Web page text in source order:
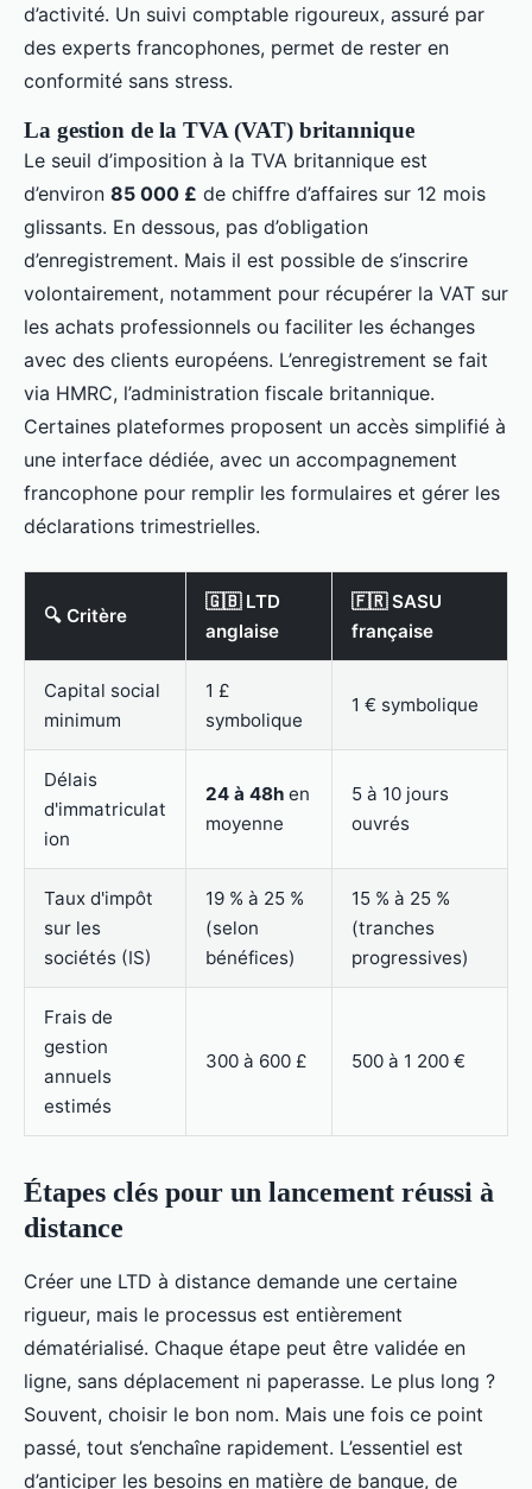
d’activité. Un suivi comptable rigoureux, assuré par
des experts francophones, permet de rester en
conformité sans stress.
La gestion de la TVA (VAT) britannique
Le seuil d’imposition à la TVA britannique est
d’environ 85 000 £ de chiffre d’affaires sur 12 mois
glissants. En dessous, pas d’obligation
d’enregistrement. Mais il est possible de s’inscrire
volontairement, notamment pour récupérer la VAT sur
les achats professionnels ou faciliter les échanges
avec des clients européens. L’enregistrement se fait
via HMRC, l’administration fiscale britannique.
Certaines plateformes proposent un accès simplifié à
une interface dédiée, avec un accompagnement
francophone pour remplir les formulaires et gérer les
déclarations trimestrielles.
🔍 Critère
🇬🇧 LTD
anglaise
🇫🇷 SASU
française
Capital social
minimum
1 £
symbolique
1 € symbolique
Délais
d'immatriculat
ion
24 à 48h en
moyenne
5 à 10 jours
ouvrés
Taux d'impôt
sur les
sociétés (IS)
19 % à 25 %
(selon
bénéfices)
15 % à 25 %
(tranches
progressives)
Frais de
gestion
annuels
estimés
300 à 600 £ 500 à 1 200 €
Étapes clés pour un lancement réussi à
distance
Créer une LTD à distance demande une certaine
rigueur, mais le processus est entièrement
dématérialisé. Chaque étape peut être validée en
ligne, sans déplacement ni paperasse. Le plus long ?
Souvent, choisir le bon nom. Mais une fois ce point
passé, tout s’enchaîne rapidement. L’essentiel est
d’anticiper les besoins en matière de banque, de